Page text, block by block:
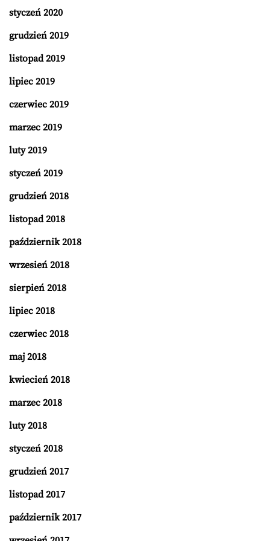
styczeń 2020
grudzień 2019
listopad 2019
lipiec 2019
czerwiec 2019
marzec 2019
luty 2019
styczeń 2019
grudzień 2018
listopad 2018
październik 2018
wrzesień 2018
sierpień 2018
lipiec 2018
czerwiec 2018
maj 2018
kwiecień 2018
marzec 2018
luty 2018
styczeń 2018
grudzień 2017
listopad 2017
październik 2017